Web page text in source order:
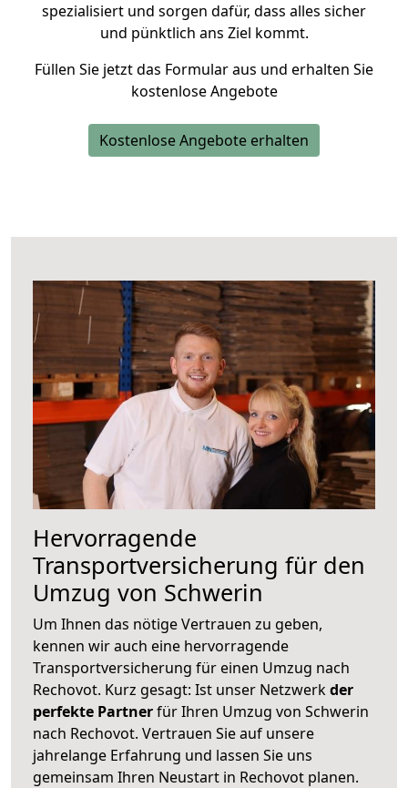
spezialisiert und sorgen dafür, dass alles sicher
und pünktlich ans Ziel kommt.
Füllen Sie jetzt das Formular aus und erhalten Sie
kostenlose Angebote
Kostenlose Angebote erhalten
Hervorragende
Transportversicherung für den
Umzug von Schwerin
Um Ihnen das nötige Vertrauen zu geben,
kennen wir auch eine hervorragende
Transportversicherung für einen Umzug nach
Rechovot. Kurz gesagt: Ist unser Netzwerkder
perfekte Partnerfür Ihren Umzug von Schwerin
nach Rechovot. Vertrauen Sie auf unsere
jahrelange Erfahrung und lassen Sie uns
gemeinsam Ihren Neustart in Rechovot planen.